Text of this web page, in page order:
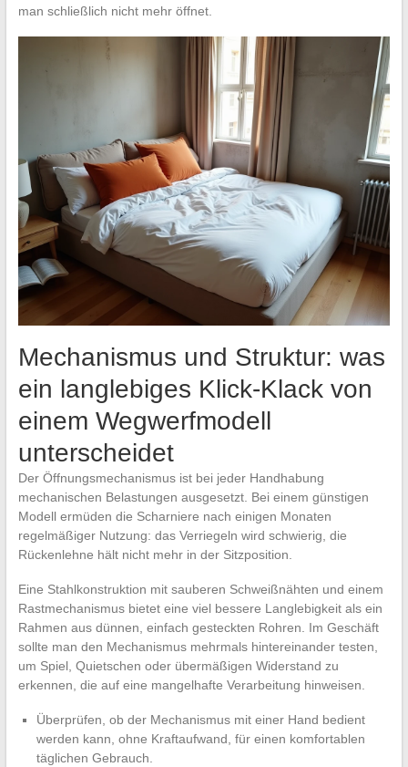
man schließlich nicht mehr öffnet.
Mechanismus und Struktur: was
ein langlebiges Klick-Klack von
einem Wegwerfmodell
unterscheidet
Der Öffnungsmechanismus ist bei jeder Handhabung
mechanischen Belastungen ausgesetzt. Bei einem günstigen
Modell ermüden die Scharniere nach einigen Monaten
regelmäßiger Nutzung: das Verriegeln wird schwierig, die
Rückenlehne hält nicht mehr in der Sitzposition.
Eine Stahlkonstruktion mit sauberen Schweißnähten und einem
Rastmechanismus bietet eine viel bessere Langlebigkeit als ein
Rahmen aus dünnen, einfach gesteckten Rohren. Im Geschäft
sollte man den Mechanismus mehrmals hintereinander testen,
um Spiel, Quietschen oder übermäßigen Widerstand zu
erkennen, die auf eine mangelhafte Verarbeitung hinweisen.
Überprüfen, ob der Mechanismus mit einer Hand bedient
werden kann, ohne Kraftaufwand, für einen komfortablen
täglichen Gebrauch.